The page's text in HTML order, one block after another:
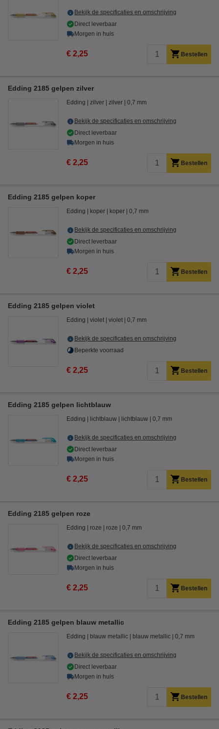
Bekijk de specificaties en omschrijving
Direct leverbaar
Morgen in huis
€ 2,25 Bestellen
Edding 2185 gelpen zilver
Edding zilver zilver 0,7 mm
Bekijk de specificaties en omschrijving
Direct leverbaar
Morgen in huis
€ 2,25 Bestellen
Edding 2185 gelpen koper
Edding koper koper 0,7 mm
Bekijk de specificaties en omschrijving
Direct leverbaar
Morgen in huis
€ 2,25 Bestellen
Edding 2185 gelpen violet
Edding violet violet 0,7 mm
Bekijk de specificaties en omschrijving
Beperkte voorraad
€ 2,25 Bestellen
Edding 2185 gelpen lichtblauw
Edding lichtblauw lichtblauw 0,7 mm
Bekijk de specificaties en omschrijving
Direct leverbaar
Morgen in huis
€ 2,25 Bestellen
Edding 2185 gelpen roze
Edding roze roze 0,7 mm
Bekijk de specificaties en omschrijving
Direct leverbaar
Morgen in huis
€ 2,25 Bestellen
Edding 2185 gelpen blauw metallic
Edding blauw metallic blauw metallic 0,7 mm
Bekijk de specificaties en omschrijving
Direct leverbaar
Morgen in huis
€ 2,25 Bestellen